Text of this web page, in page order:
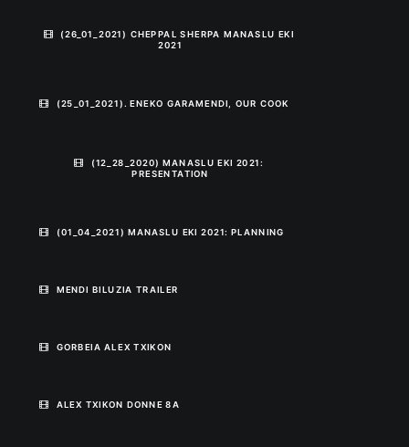
(26_01_2021) CHEPPAL SHERPA MANASLU EKI
2021
(25_01_2021). ENEKO GARAMENDI, OUR COOK
(12_28_2020) MANASLU EKI 2021:
PRESENTATION
(01_04_2021) MANASLU EKI 2021: PLANNING
MENDI BILUZIA TRAILER
GORBEIA ALEX TXIKON
ALEX TXIKON DONNE 8A